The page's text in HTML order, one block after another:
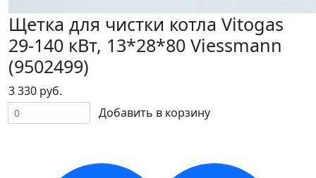
Щетка для чистки котла Vitogas
29-140 кВт, 13*28*80 Viessmann
(9502499)
3 330 руб.
Добавить в корзину